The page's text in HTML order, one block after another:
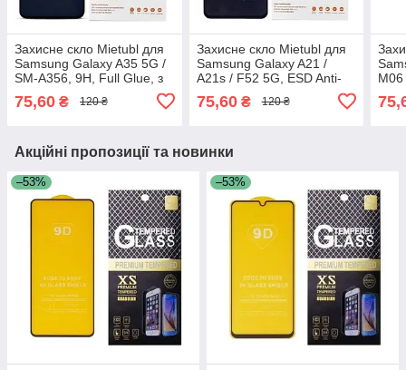
Захисне скло Mietubl для
Samsung Galaxy A35 5G /
SM-A356, 9H, Full Glue, з
75,60 ₴ 120 ₴
Захисне скло Mietubl для
Samsung Galaxy A21 /
A21s / F52 5G, ESD Anti-
чорною рамкою
75,60₴ 120 ₴
Акційні пропозиції та новинки
–53% –53%